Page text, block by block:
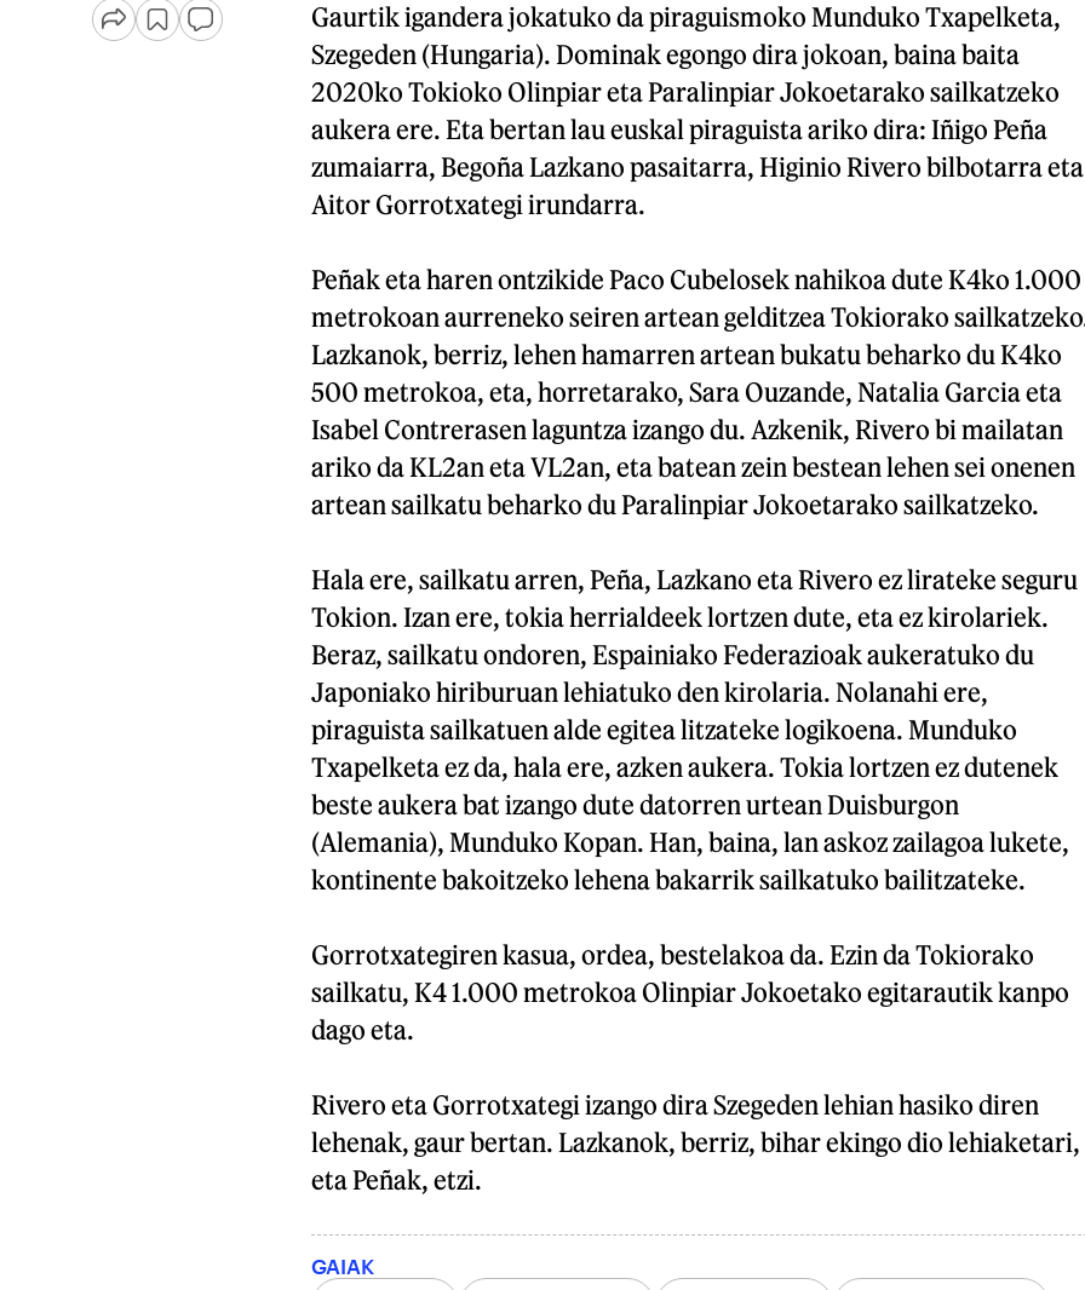
Gaurtik igandera jokatuko da piraguismoko Munduko Txapelketa,
Szegeden (Hungaria). Dominak egongo dira jokoan, baina baita
2020ko Tokioko Olinpiar eta Paralinpiar Jokoetarako sailkatzeko
aukera ere. Eta bertan lau euskal piraguista ariko dira: Iñigo Peña
zumaiarra, Begoña Lazkano pasaitarra, Higinio Rivero bilbotarra eta
Aitor Gorrotxategi irundarra.
Peñak eta haren ontzikide Paco Cubelosek nahikoa dute K4ko 1.000
metrokoan aurreneko seiren artean gelditzea Tokiorako
Lazkanok, berriz, lehen hamarren artean bukatu beharko du K4ko
500 metrokoa, eta, horretarako, Sara Ouzande, Natalia Garcia eta
Isabel Contrerasen laguntza izango du. Azkenik, Rivero bi mailatan
ariko da KL2an eta VL2an, eta batean zein bestean lehen sei onenen
artean sailkatu beharko du Paralinpiar Jokoetarako sailkatzeko.
Hala ere, sailkatu arren, Peña, Lazkano eta Rivero ez lirateke seguru
Tokion. Izan ere, tokia herrialdeek lortzen dute, eta ez kirolariek.
Beraz, sailkatu ondoren, Espainiako Federazioak aukeratuko du
Japoniako hiriburuan lehiatuko den kirolaria. Nolanahi ere,
piraguista sailkatuen alde egitea litzateke logikoena. Munduko
Txapelketa ez da, hala ere, azken aukera. Tokia lortzen ez dutenek
beste aukera bat izango dute datorren urtean Duisburgon
(Alemania), Munduko Kopan. Han, baina, lan askoz zailagoa lukete,
kontinente bakoitzeko lehena bakarrik sailkatuko bailitzateke.
Gorrotxategiren kasua, ordea, bestelakoa da. Ezin da Tokiorako
sailkatu, K4 1.000 metrokoa Olinpiar Jokoetako egitarautik kanpo
dago eta.
Rivero eta Gorrotxategi izango dira Szegeden lehian hasiko diren
lehenak, gaur bertan. Lazkanok, berriz, bihar ekingo dio lehiaketari,
eta Peñak, etzi.
GAIAK